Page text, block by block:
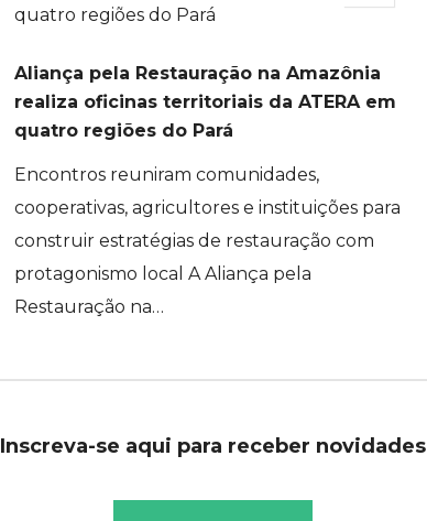
Aliança pela Restauração na Amazônia
realiza oficinas territoriais da ATERA em
quatro regiões do Pará
Encontros reuniram comunidades,
cooperativas, agricultores e instituições para
construir estratégias de restauração com
protagonismo local A Aliança pela
Restauração na…
Inscreva-se aqui para receber novidades